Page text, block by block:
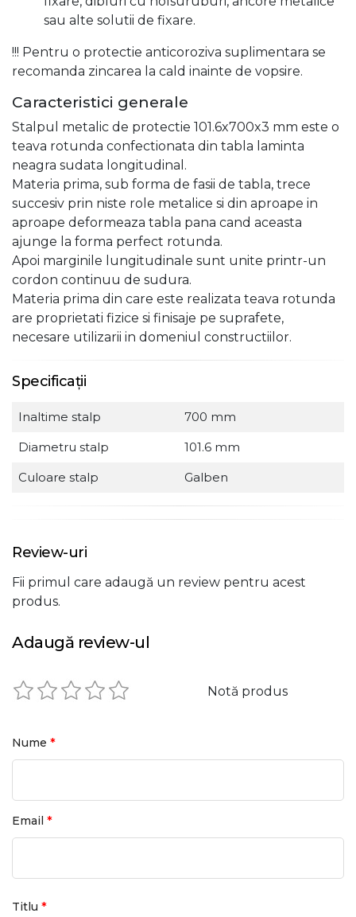
sau alte solutii de fixare.
!!! Pentru o protectie anticoroziva suplimentara se
recomanda zincarea la cald inainte de vopsire.
Caracteristici generale
Stalpul metalic de protectie 101.6x700x3 mm este o
teava rotunda confectionata din tabla laminta
neagra sudata longitudinal.
Materia prima, sub forma de fasii de tabla, trece
succesiv prin niste role metalice si din aproape in
aproape deformeaza tabla pana cand aceasta
ajunge la forma perfect rotunda.
Apoi marginile lungitudinale sunt unite printr-un
cordon continuu de sudura.
Materia prima din care este realizata teava rotunda
are proprietati fizice si finisaje pe suprafete,
necesare utilizarii in domeniul constructiilor.
Specificații
Inaltime stalp
700 mm
Diametru stalp
101.6 mm
Culoare stalp
Galben
Review-uri
Fii primul care adaugă un review pentru acest
produs.
Adaugă review-ul
Notă produs
Nume *
Email *
Titlu *